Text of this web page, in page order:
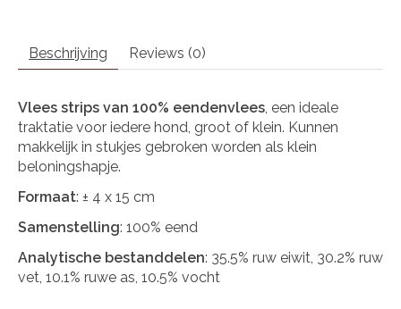
Beschrijving Reviews (0)
Vlees strips van 100% eendenvlees, een ideale
traktatie voor iedere hond, groot of klein. Kunnen
makkelijk in stukjes gebroken worden als klein
beloningshapje.
Formaat: ± 4 x 15 cm
Samenstelling: 100% eend
Analytische bestanddelen: 35.5% ruw eiwit, 30.2% ruw
vet, 10.1% ruwe as, 10.5% vocht